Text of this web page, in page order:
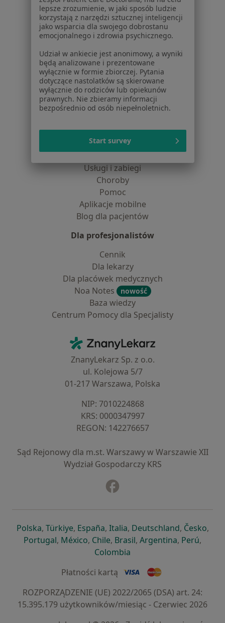
Polityka cookies
Jak działają wyniki wyszukiwania
Dostępność
Praca Rekrutujemy!
Partnerzy
Centrum prasowe
Kontakt
Dla pacjentów
Lekarze
Placówki medyczne
Usługi i zabiegi
Choroby
Pomoc
Aplikacje mobilne
Blog dla pacjentów
Dla profesjonalistów
Cennik
Dla lekarzy
Dla placówek medycznych
Noa Notes
nowość
Baza wiedzy
Centrum Pomocy dla Specjalisty
ZnanyLekarz - Strona główna
ZnanyLekarz Sp. z o.o.
ul. Kolejowa 5/7
01-217 Warszawa, Polska
NIP: ⁠7010224868
KRS: ⁠0000347997
REGON: ⁠142276657
Sąd Rejonowy dla m.st. Warszawy w Warszawie XII
Wydział Gospodarczy KRS
Polskaotwiera się w nowej karcie
, Türkiyeotwiera się w nowej karcie
, Españaotwiera się w nowej karcie
, Italiaotwiera się w nowej
, Deutschlandotwiera się
, Česko,
Portugalotwiera się w nowej karcie
, Méxicootwiera się w nowej karcie
, Chileotwiera się w nowej karcie
, Brasilotwiera się w nowej
, Argentinaotwiera się
, Perú,
Colombia
Płatności kartą
ROZPORZĄDZENIE (UE) 2022/2065 (DSA) art. 24:
15.395.179 użytkowników/miesiąc - Czerwiec 2026
lepsze zrozumienie, w jaki sposób ludzie
korzystają z narzędzi sztucznej inteligencji
jako wsparcia dla swojego dobrostanu
emocjonalnego i zdrowia psychicznego.
Udział w ankiecie jest anonimowy, a wyniki
będą analizowane i prezentowane
wyłącznie w formie zbiorczej. Pytania
dotyczące nastolatków są skierowane
wyłącznie do rodziców lub opiekunów
prawnych. Nie zbieramy informacji
bezpośrednio od osób niepełnoletnich.
Start survey